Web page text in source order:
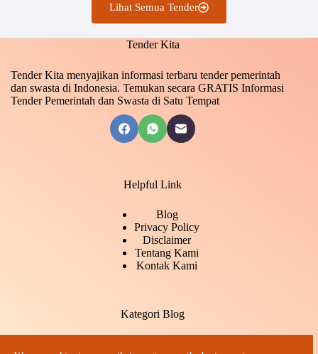
Lihat Semua Tender
Tender Kita
Tender Kita menyajikan informasi terbaru tender pemerintah
dan swasta di Indonesia. Temukan secara GRATIS Informasi
Tender Pemerintah dan Swasta di Satu Tempat
Helpful Link
Blog
Privacy Policy
Disclaimer
Tentang Kami
Kontak Kami
Kategori Blog